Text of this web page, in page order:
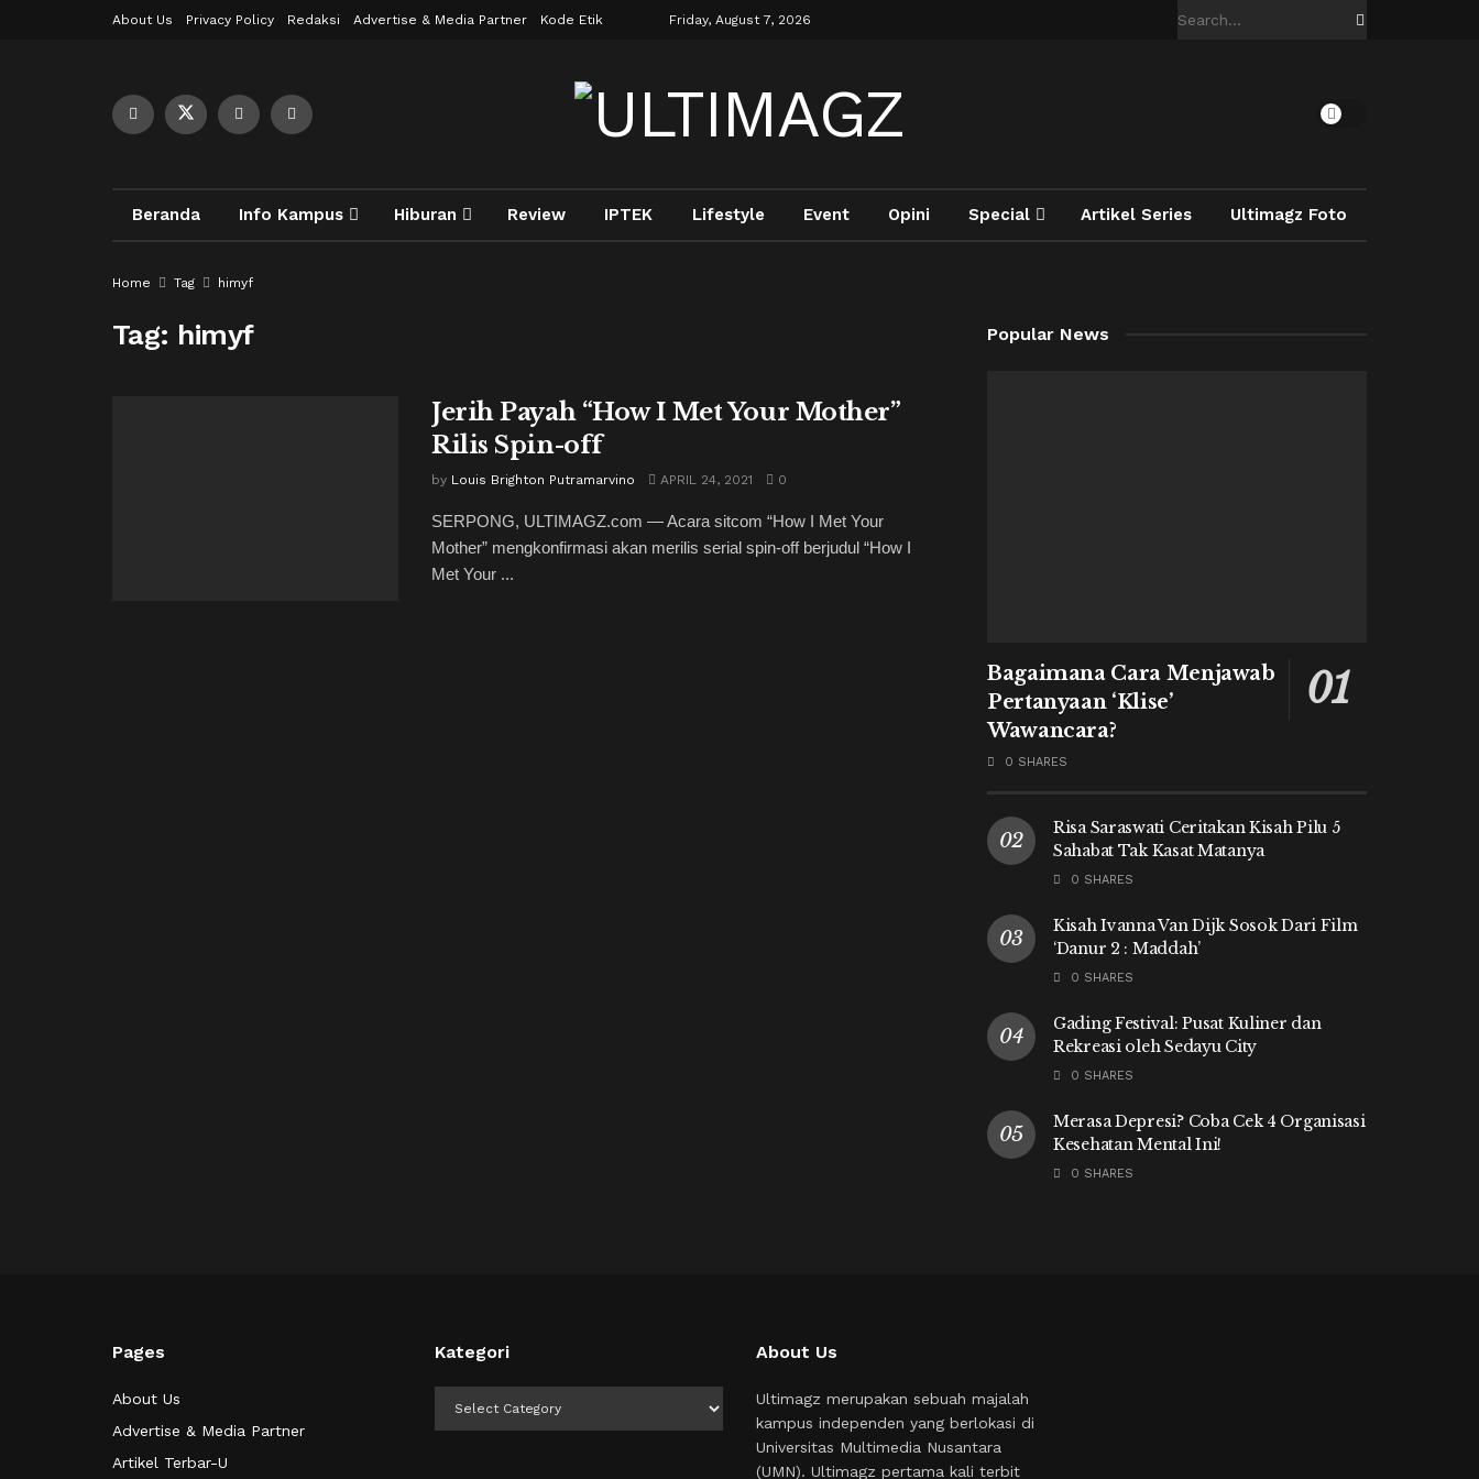
About Us Privacy Policy Redaksi Advertise & Media Partner Kode Etik Friday, August 7, 2026
Beranda Info Kampus Hiburan Review IPTEK Lifestyle Event Opini Special Artikel Series Ultimagz Foto
Home Tag himyf
Tag: himyf
Jerih Payah “How I Met Your Mother”
Rilis Spin-off
by Louis Brighton Putramarvino APRIL 24, 2021 0
SERPONG, ULTIMAGZ.com — Acara sitcom “How I Met Your
Mother” mengkonfirmasi akan merilis serial spin-off berjudul “How I
Met Your ...
Popular News
Bagaimana Cara Menjawab
Pertanyaan ‘Klise’
Wawancara?
0 SHARES
Risa Saraswati Ceritakan Kisah Pilu 5
Sahabat Tak Kasat Matanya
0 SHARES
Kisah Ivanna Van Dijk Sosok Dari Film
‘Danur 2 : Maddah’
0 SHARES
Gading Festival: Pusat Kuliner dan
Rekreasi oleh Sedayu City
0 SHARES
Merasa Depresi? Coba Cek 4 Organisasi
Kesehatan Mental Ini!
0 SHARES
Pages
About Us
Advertise & Media Partner
Artikel Terbar-U
Kategori About Us
Ultimagz merupakan sebuah majalah
kampus independen yang berlokasi di
Universitas Multimedia Nusantara
(UMN). Ultimagz pertama kali terbit